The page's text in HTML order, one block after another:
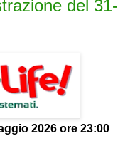
del 31-
2026 ore 23:00